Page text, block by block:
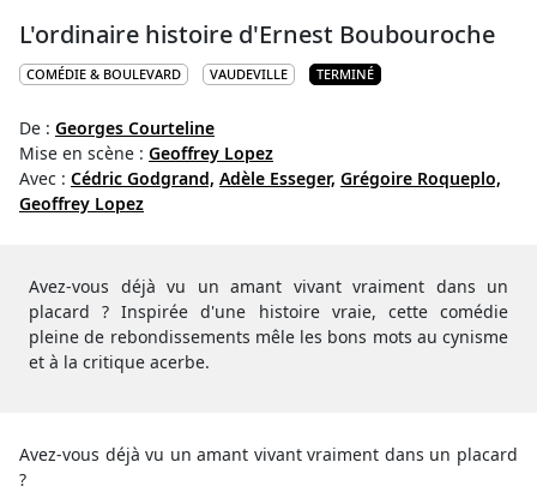
L'ordinaire histoire d'Ernest Boubouroche
COMÉDIE & BOULEVARD VAUDEVILLE TERMINÉ
De : Georges Courteline
Mise en scène : Geoffrey Lopez
Avec : Cédric Godgrand, Adèle Esseger, Grégoire Roqueplo,
Geoffrey Lopez
Avez-vous déjà vu un amant vivant vraiment dans un
placard ? Inspirée d'une histoire vraie, cette comédie
pleine de rebondissements mêle les bons mots au cynisme
et à la critique acerbe.
Avez-vous déjà vu un amant vivant vraiment dans un placard
?